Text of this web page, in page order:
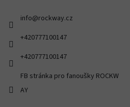
info@rockway.cz
+420777100147
+420777100147
FB stránka pro fanoušky ROCKW
AY